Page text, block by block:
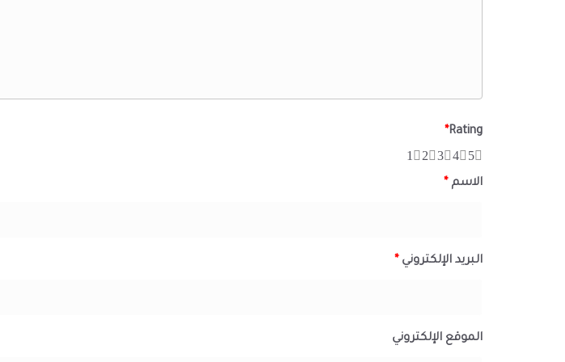
Rating
*
5
4
3
2
1
الاسم *
البريد الإلكتروني *
الموقع الإلكتروني